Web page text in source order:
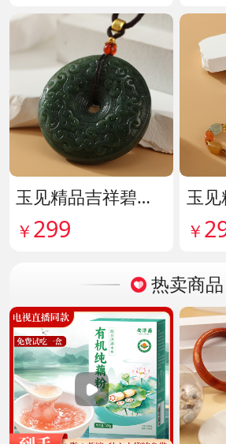
玉见精品吉祥碧玉吊牌 货号142114
￥ 299
￥
热卖商品